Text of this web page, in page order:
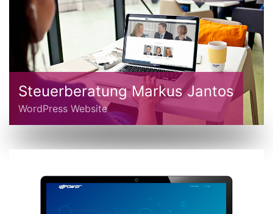
Steuerberatung Markus Jantos
WordPress Website